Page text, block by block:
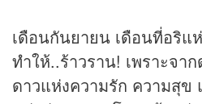
เดือนกันยายน เดือนที่อริแ
ทำให้..ร้าวราน! เพราะจา
ดาวแห่งความรัก ความสุ